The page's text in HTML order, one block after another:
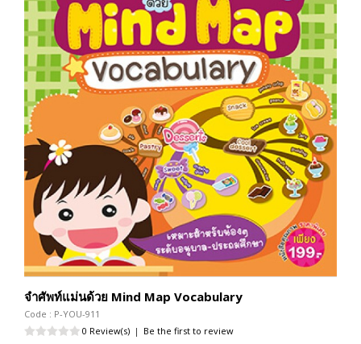
จำศัพท์แม่นด้วย Mind Map Vocabulary
Code : P-YOU-911
0 Review(s) | Be the first to review